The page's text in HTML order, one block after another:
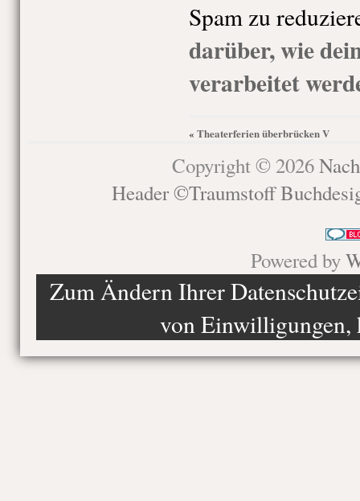
Spam zu
darüber, wie
verarbeitet
« Theaterferien überbrücken V
Copyright © 2026
Header ©Traumstoff
Powered by
Zum Ändern Ihrer
von